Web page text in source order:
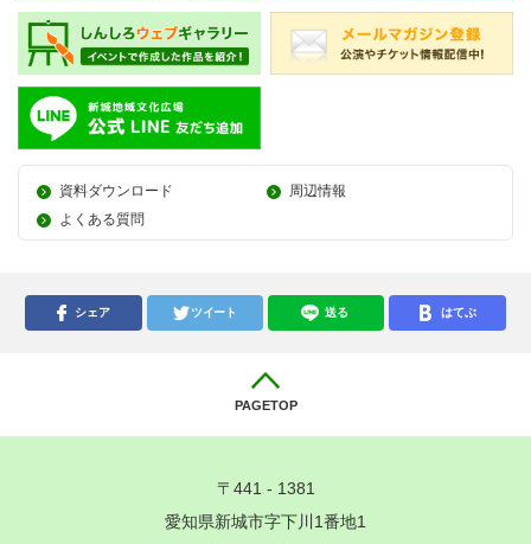
資料ダウンロード
周辺情報
よくある質問
シェア ツイート 送る はてぶ
PAGETOP
〒441 - 1381
愛知県新城市字下川1番地1